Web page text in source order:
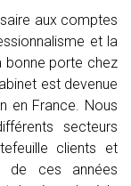
aux comptes
et la
bonne porte chez
est devenue
en France. Nous
secteurs
clients et
de ces années